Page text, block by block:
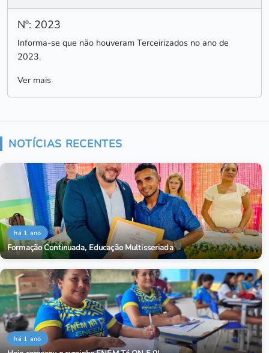
Nº: 2023
Informa-se que não houveram Terceirizados no ano de
2023.
Ver mais
NOTÍCIAS RECENTES
há 1 ano
Formação Continuada, Educação Multisseriada
há 1 ano